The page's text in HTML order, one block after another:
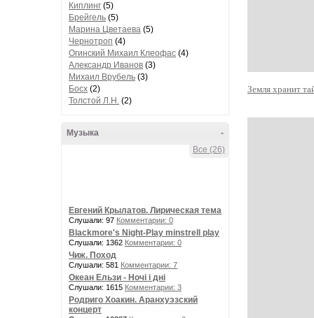
Киплинг (5)
Брейгель (5)
Марина Цветаева (5)
Чернотроп (4)
Огинский Михаил Клеофас (4)
Александр Иванов (3)
Михаил Врубель (3)
Босх (2)
Толстой Л.Н. (2)
-
Музыка
Все (26)
Евгений Крылатов. Лирическая тема
Слушали: 97 Комментарии: 0
Blackmore's Night-Play minstrell play
Слушали: 1362 Комментарии: 0
Чиж. Поход
Слушали: 581 Комментарии: 7
Океан Ельзи - Ночі і дні
Слушали: 1615 Комментарии: 3
Родриго Хоакин. Аранхуэзский
концерт
Земля хранит